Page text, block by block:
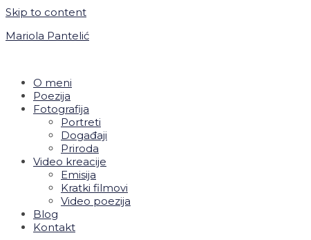
Skip to content
Mariola Pantelić
O meni
Poezija
Fotografija
Portreti
Događaji
Priroda
Video kreacije
Emisija
Kratki filmovi
Video poezija
Blog
Kontakt